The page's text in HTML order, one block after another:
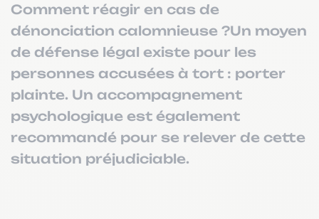
Comment réagir en cas de
dénonciation calomnieuse ?Un moyen
de défense légal existe pour les
personnes accusées à tort : porter
plainte. Un accompagnement
psychologique est également
recommandé pour se relever de cette
situation préjudiciable.